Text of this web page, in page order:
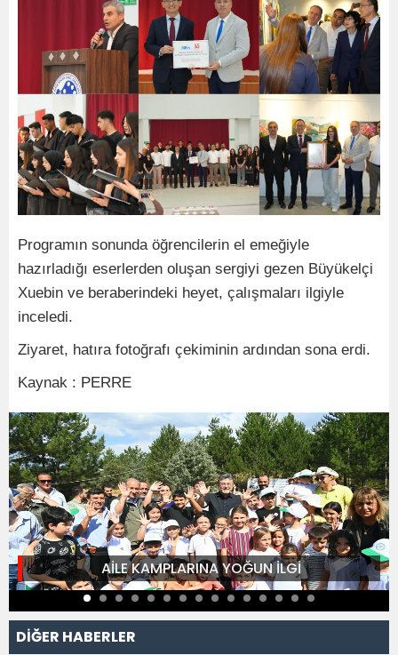
Programın sonunda öğrencilerin el emeğiyle
hazırladığı eserlerden oluşan sergiyi gezen Büyükelçi
Xuebin ve beraberindeki heyet, çalışmaları ilgiyle
inceledi.
Ziyaret, hatıra fotoğrafı çekiminin ardından sona erdi.
Kaynak : PERRE
AİLE KAMPLARINA YOĞUN İLGİ
DİĞER HABERLER